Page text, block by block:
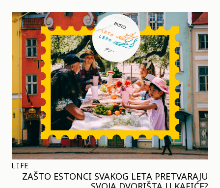
LIFE
ZAŠTO ESTONCI SVAKOG LETA PRETVARAJU